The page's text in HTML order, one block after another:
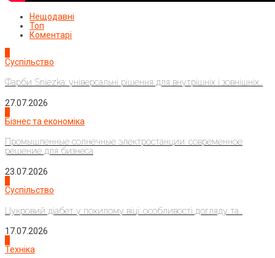
Нещодавні
Топ
Коментарі
Суспільство
Фарби Sniezka: універсальні рішення для внутрішніх і зовнішніх...
27.07.2026
Бізнес та економіка
Промышленные солнечные электростанции: современное
решение для бизнеса
23.07.2026
Суспільство
Цукровий діабет у похилому віці: особливості догляду та...
17.07.2026
Техніка